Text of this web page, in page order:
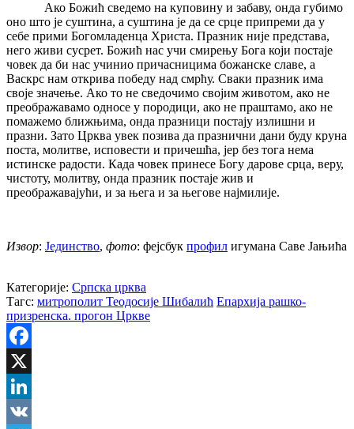
Ако Божић сведемо на куповину и забаву, онда губимо
оно што је суштина, а суштина је да се срце припреми да у
себе прими Богомладенца Христа. Празник није представа,
него живи сусрет. Божић нас учи смирењу Бога који постаје
човек да би нас учинио причасницима божанске славе, а
Васкрс нам открива победу над смрћу. Сваки празник има
своје значење. Ако то не сведочимо својим животом, ако не
преображавамо односе у породици, ако не праштамо, ако не
помажемо ближњима, онда празници постају излишни и
празни. Зато Црква увек позива да празнични дани буду круна
поста, молитве, исповести и причешћа, јер без тога нема
истинске радости. Када човек принесе Богу дарове срца, веру,
чистоту, молитву, онда празник постаје жив и
преображавајући, и за њега и за његове најмилије.
Извор: Јединство, фото: фејсбук профил игумана Саве Јањића
Категорије: Српска црква
Тагс: митрополит Теодосије Шибалић Епархија рашко-
призренска. прогон Цркве
Facebook
X
LinkedIn